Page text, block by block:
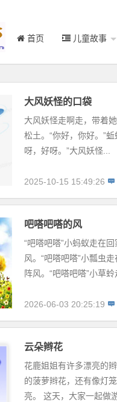
首页 儿童故事
大风妖怪的口袋
大风妖怪走啊走，带着
松土。“你好，你好。”
呀，好呀。”大风妖怪...
2025-10-15 15:49:26
吧嗒吧嗒的风
“吧嗒吧嗒”小蚂蚁走在
风。“吧嗒吧嗒”小瓢虫
阵风。“吧嗒吧嗒”小草
2026-06-03 20:25:19
云朵辫花
花鹿姐姐有许多漂亮的
的菠萝辫花，还有像灯
亮。 这天，大家一起做